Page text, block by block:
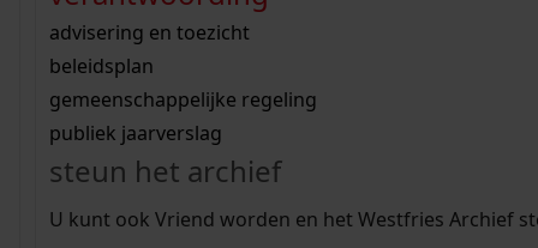
bouwvergunningen
omgevingsvergunningen
vergunningen
beeld en geluid
uitleg nodig?
Wij helpen u op weg met een aantal zoektips.
bekijk alle zoektips
Wij helpen u op weg met een aantal zoektips.
bekijk alle zoektips
bekijk ons geschiedenislokaal
advisering en toezicht
beleidsplan
gemeenschappelijke regeling
publiek jaarverslag
steun het archief
U kunt ook Vriend worden en het Westfries Archief
zoektips
Mijn Studiezaal (inloggen)
uw zoekopdracht te